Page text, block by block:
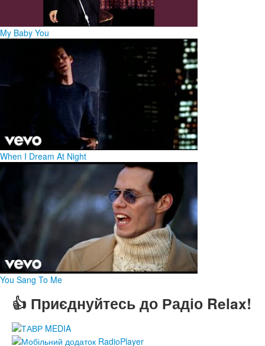
My Baby You
When I Dream At Night
You Sang To Me
👍 Приєднуйтесь до Радіо Relax!